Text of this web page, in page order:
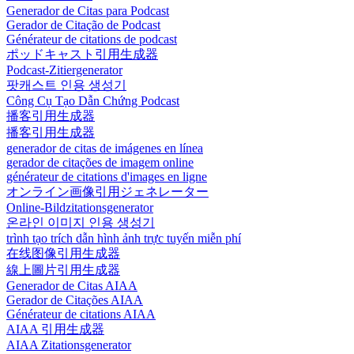
Generador de Citas para Podcast
Gerador de Citação de Podcast
Générateur de citations de podcast
ポッドキャスト引用生成器
Podcast-Zitiergenerator
팟캐스트 인용 생성기
Công Cụ Tạo Dẫn Chứng Podcast
播客引用生成器
播客引用生成器
generador de citas de imágenes en línea
gerador de citações de imagem online
générateur de citations d'images en ligne
オンライン画像引用ジェネレーター
Online-Bildzitationsgenerator
온라인 이미지 인용 생성기
trình tạo trích dẫn hình ảnh trực tuyến miễn phí
在线图像引用生成器
線上圖片引用生成器
Generador de Citas AIAA
Gerador de Citações AIAA
Générateur de citations AIAA
AIAA 引用生成器
AIAA Zitationsgenerator